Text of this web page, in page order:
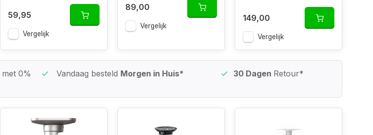
59,95
Vergelijk
89,00
Vergelijk
149,00
Vergelijk
met 0%
Vandaag besteld Morgen in Huis* 30 Dagen Retour*